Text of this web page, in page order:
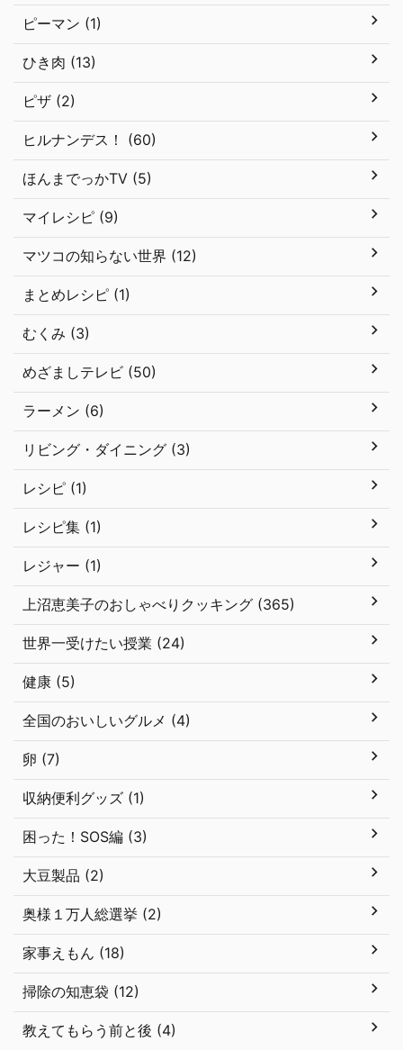
ピーマン (1)
ひき肉 (13)
ピザ (2)
ヒルナンデス！ (60)
ほんまでっかTV (5)
マイレシピ (9)
マツコの知らない世界 (12)
まとめレシピ (1)
むくみ (3)
めざましテレビ (50)
ラーメン (6)
リビング・ダイニング (3)
レシピ (1)
レシピ集 (1)
レジャー (1)
上沼恵美子のおしゃべりクッキング (365)
世界一受けたい授業 (24)
健康 (5)
全国のおいしいグルメ (4)
卵 (7)
収納便利グッズ (1)
困った！SOS編 (3)
大豆製品 (2)
奥様１万人総選挙 (2)
家事えもん (18)
掃除の知恵袋 (12)
教えてもらう前と後 (4)